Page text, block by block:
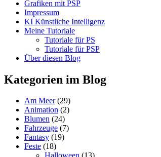
Grafiken mit PSP
Impressum
KI Künstliche Intelligenz
Meine Tutoriale
Tutoriale für PS
Tutoriale für PSP
Über diesen Blog
Kategorien im Blog
Am Meer(29)
Animation (2)
Blumen (24)
Fahrzeuge (7)
Fantasy (19)
Feste (18)